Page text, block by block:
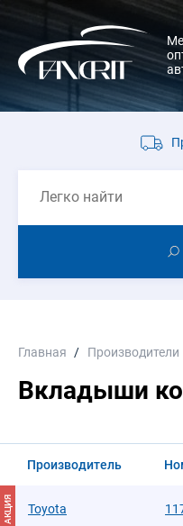
Главная Производители
Вкладыши
Производитель
АКЦИЯ Toyota